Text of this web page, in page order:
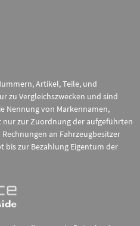
Artikel, Teile, und
zu Vergleichszwecken und sind
Nennung von Markennamen,
nur zur Zuordnung der aufgeführten
an Fahrzeugbesitzer
bis zur Bezahlung Eigentum der